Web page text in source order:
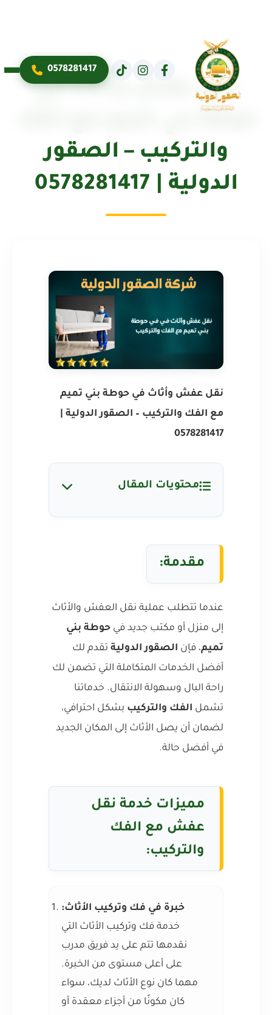
0578281417
نقل عفش وأثاث في
والتركيب – الصقور
الدولية | 0578281417
نقل عفش وأثاث في حوطة بني تميم
مع الفك والتركيب – الصقور الدولية |
0578281417
محتويات المقال
مقدمة:
عندما تتطلب عملية نقل العفش والأثاث
إلى منزل أو مكتب جديد في حوطة بني
تميم، فإن الصقور الدولية تقدم لك
أفضل الخدمات المتكاملة التي تضمن لك
راحة البال وسهولة الانتقال. خدماتنا
تشمل الفك والتركيب بشكل احترافي،
لضمان أن يصل الأثاث إلى المكان الجديد
في أفضل حالة.
مميزات خدمة نقل
عفش مع الفك
والتركيب:
خبرة في فك وتركيب الأثاث:
خدمة فك وتركيب الأثاث التي
نقدمها تتم على يد فريق مدرب
على أعلى مستوى من الخبرة.
مهما كان نوع الأثاث لديك، سواء
كان مكونًا من أجزاء معقدة أو